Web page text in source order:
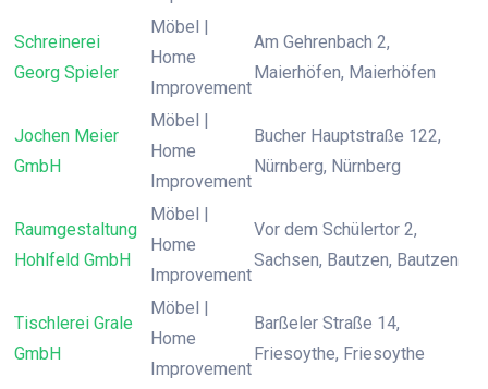
Schreinerei
Georg Spieler
Möbel |
Home
Improvement
Am Gehrenbach 2,
Maierhöfen, Maierhöfen
Jochen Meier
GmbH
Möbel |
Home
Improvement
Bucher Hauptstraße 122,
Nürnberg, Nürnberg
Raumgestaltung
Hohlfeld GmbH
Möbel |
Home
Improvement
Vor dem Schülertor 2,
Sachsen, Bautzen, Bautzen
Tischlerei Grale
GmbH
Möbel |
Home
Improvement
Barßeler Straße 14,
Friesoythe, Friesoythe